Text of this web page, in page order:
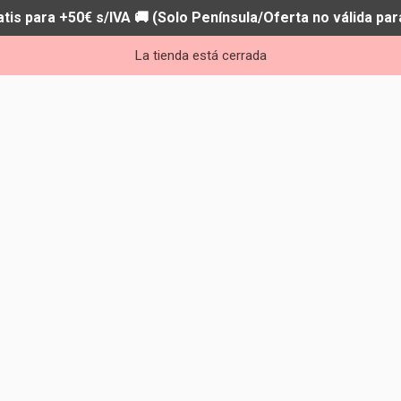
para +50€ s/IVA 🚚 (Solo Península/Oferta no válida
La tienda está cerrada